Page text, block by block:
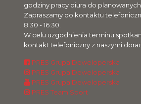
godziny pracy biura do
Zapraszamy do kontaktu
8:30 - 16:30.
W celu uzgodnienia terminu
kontakt telefoniczny z naszymi
PRES Grupa Deweloperska
PRES Grupa Deweloperska
PRES Grupa Deweloperska
PRES Team Sport